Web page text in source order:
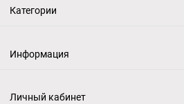
Категории
Информация
Личный кабинет